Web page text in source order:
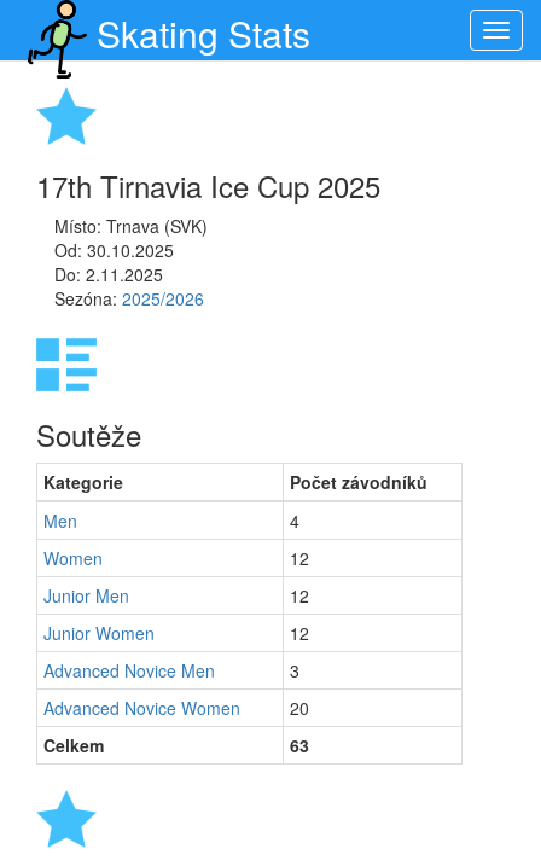
Skating Stats
17th Tirnavia Ice Cup 2025
Místo: Trnava (SVK)
Od: 30.10.2025
Do: 2.11.2025
Sezóna: 2025/2026
Soutěže
Kategorie
Počet závodníků
Men
4
Women
12
Junior Men
12
Junior Women
12
Advanced Novice Men
3
Advanced Novice Women
20
Celkem
63